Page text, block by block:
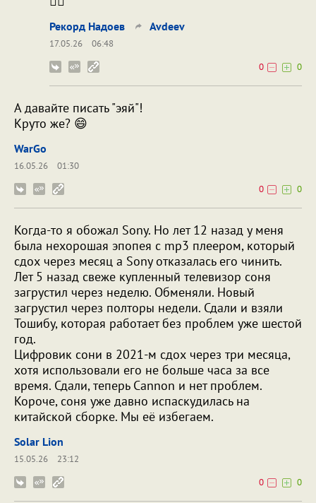
Рекорд Надоев Avdeev
17.05.26
06:48
0
0
А давайте писать "эяй"!
Круто же? 😄
WarGo
16.05.26
01:30
0
0
Когда-то я обожал Sony. Но лет 12 назад у меня
была нехорошая эпопея с mp3 плеером, который
сдох через месяц а Sony отказалась его чинить.
Лет 5 назад свеже купленный телевизор соня
загрустил через неделю. Обменяли. Новый
загрустил через полторы недели. Сдали и взяли
Тошибу, которая работает без проблем уже шестой
год.
Цифровик сони в 2021-м сдох через три месяца,
хотя использовали его не больше часа за все
время. Сдали, теперь Cannon и нет проблем.
Короче, соня уже давно испаскудилась на
китайской сборке. Мы её избегаем.
Solar Lion
15.05.26
23:12
0
0